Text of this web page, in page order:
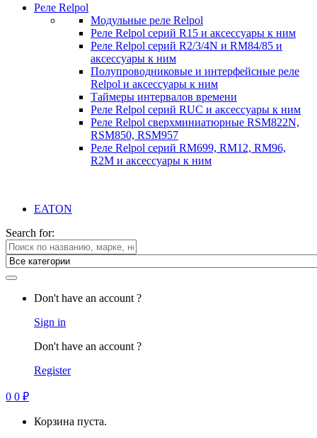
Реле Relpol
Модульные реле Relpol
Реле Relpol серий R15 и аксессуары к ним
Реле Relpol серий R2/3/4N и RM84/85 и
аксессуары к ним
Полупроводниковые и интерфейсные реле
Relpol и аксессуары к ним
Таймеры интервалов времени
Реле Relpol серий RUC и аксессуары к ним
Реле Relpol сверхминиатюрные RSM822N,
RSM850, RSM957
Реле Relpol серий RM699, RM12, RM96,
R2M и аксессуары к ним
EATON
Search for:
Don't have an account ?
Sign in
Don't have an account ?
Register
0 0 ₽
Корзина пуста.